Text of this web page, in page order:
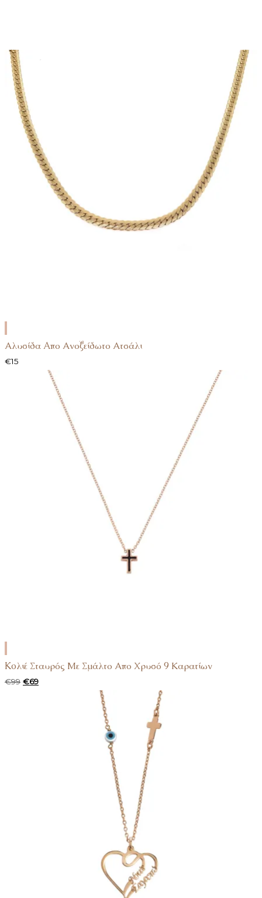
Αλυσίδα Aπο Ανοξείδωτο Ατσάλι
€15
ΚΑΛΆΘΙ
Koλιέ Σταυρός Με Σμάλτο Απο Χρυσό 9 Καρατίων
€99 Original
€69Η